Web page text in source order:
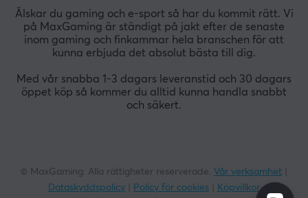
Älskar du gaming och e-sport så har du kommit rätt. Vi
på MaxGaming är ständigt på jakt efter de senaste
inom gaming och finkammar hela branschen för att
kunna erbjuda det absolut bästa till dig.
Med vår snabba 1-3 dagars leveranstid och 30 dagars
öppet köp så kommer du alltid kunna handla snabbt
och säkert.
© MaxGaming. Alla rättigheter reserverade. Vår verksamhet
Dataskyddspolicy
Policy för cookies Köpvillkor